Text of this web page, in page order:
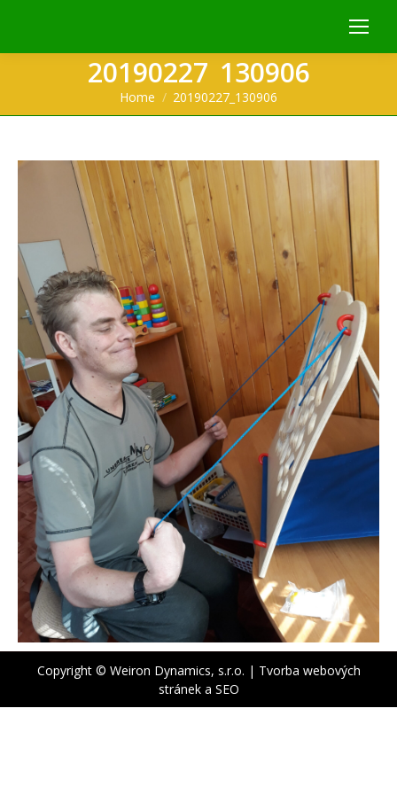
20190227_130906
You are here:
Home 20190227_130906
Copyright © Weiron Dynamics, s.r.o. | Tvorba webových
stráneka SEO